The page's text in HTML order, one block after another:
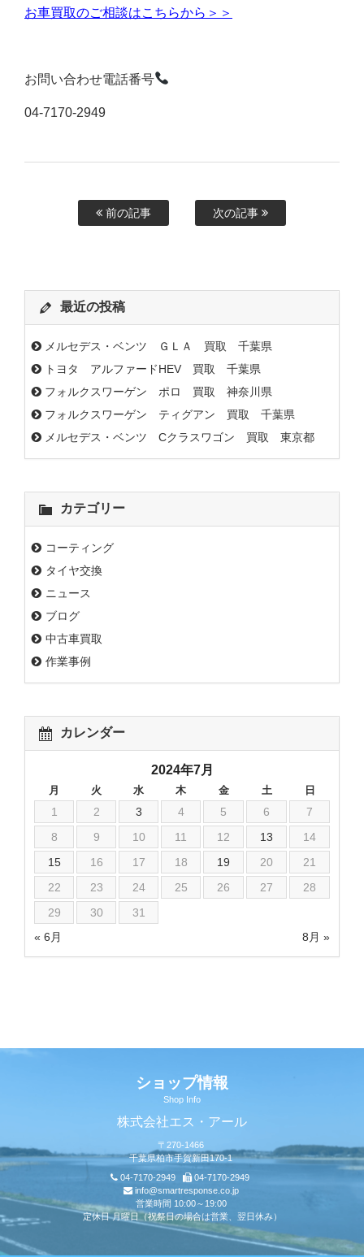
お車買取のご相談はこちらから＞＞
お問い合わせ電話番号
04-7170-2949
前の記事 次の記事
最近の投稿
メルセデス・ベンツ ＧＬＡ 買取 千葉県
トヨタ アルファードHEV 買取 千葉県
フォルクスワーゲン ポロ 買取 神奈川県
フォルクスワーゲン ティグアン 買取 千葉県
メルセデス・ベンツ Cクラスワゴン 買取 東京都
カテゴリー
コーティング
タイヤ交換
ニュース
ブログ
中古車買取
作業事例
カレンダー
2024年7月
月 火 水 木 金 土 日
« 6月 8月 »
1 2 3 4 5 6
7
8
9 10 11 12 13
14
15
16 17 18 19 20
21
22
23 24 25 26 27
28
29
30 31
ショップ情報
Shop Info
株式会社エス・アール
〒270-1466
千葉県柏市手賀新田170-1
04-7170-2949
04-7170-2949
info@smartresponse.co.jp
営業時間 10:00～19:00
定休日 月曜日（祝祭日の場合は営業、翌日休み）